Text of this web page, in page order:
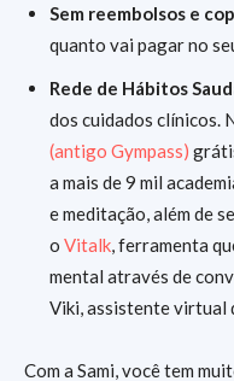
Sem reembolsos e
quanto vai pagar no
Rede de Hábitos
dos cuidados clínicos.
(antigo Gympass)
a mais de 9 mil
e meditação, além de
o Vitalk, ferramenta
mental através de
Viki, assistente virtual
Com a Sami, você tem